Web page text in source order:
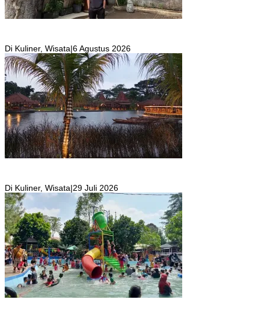
Di Kuliner, Wisata|6 Agustus 2026
Di Kuliner, Wisata|29 Juli 2026